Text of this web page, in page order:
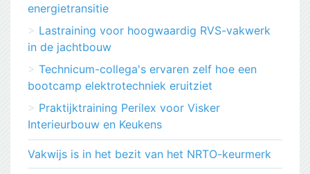
energietransitie
Lastraining voor hoogwaardig RVS-vakwerk
in de jachtbouw
Technicum-collega's ervaren zelf hoe een
bootcamp elektrotechniek eruitziet
Praktijktraining Perilex voor Visker
Interieurbouw en Keukens
Vakwijs is in het bezit van het NRTO-keurmerk